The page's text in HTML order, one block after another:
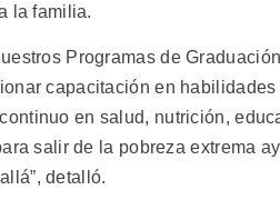
la familia.
Programas de
capacitación en
en salud, nutrición,
salir de la pobreza extrema
detalló.